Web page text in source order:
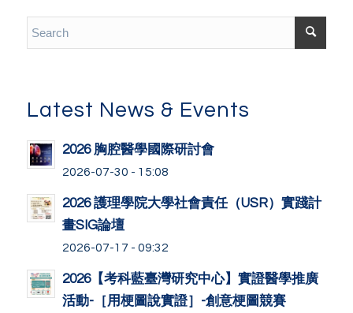
Latest News & Events
2026 胸腔醫學國際研討會
2026-07-30 - 15:08
2026 護理學院大學社會責任（USR）實踐計
畫SIG論壇
2026-07-17 - 09:32
2026【考科藍臺灣研究中心】實證醫學推廣
活動-［用梗圖說實證］-創意梗圖競賽